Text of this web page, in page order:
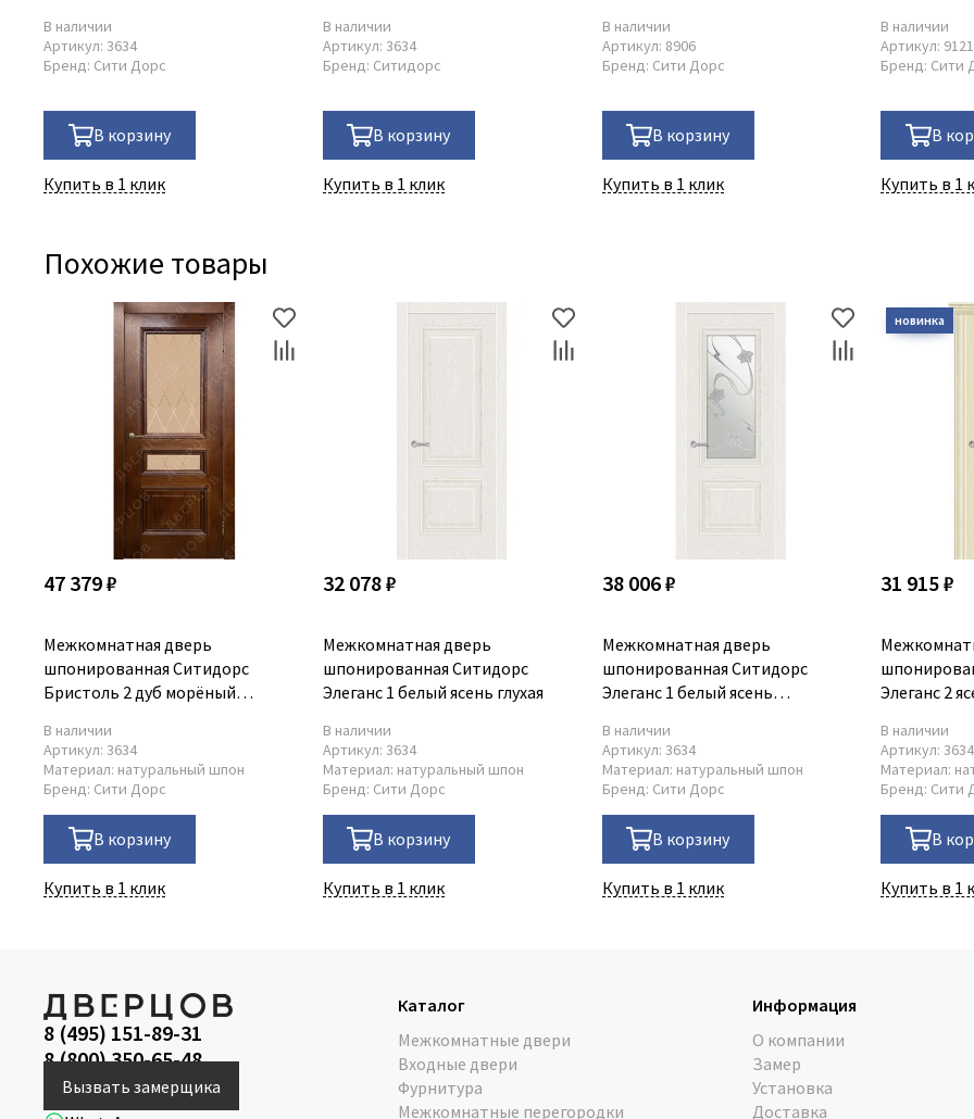
В наличии
Артикул: 3634
Бренд: Сити Дорс
В корзину
Купить в 1 клик
В наличии
Артикул: 3634
Бренд: Ситидорс
В корзину
Купить в 1 клик
В наличии
Артикул: 8906
Бренд: Сити Дорс
В корзину
Купить в 1 клик
В наличии
Артикул: 9121
Бренд: Сити
В
Купить в 1
Похожие товары
47 379 ₽
Межкомнатная дверь
шпонированная Ситидорс
Бристоль 2 дуб морёный
В наличии
Артикул: 3634
Материал: натуральный шпон
Бренд: Сити Дорс
В корзину
Купить в 1 клик
32 078 ₽
Межкомнатная дверь
шпонированная Ситидорс
Элеганс 1 белый ясень глухая
В наличии
Артикул: 3634
Материал: натуральный шпон
Бренд: Сити Дорс
В корзину
Купить в 1 клик
38 006 ₽
Межкомнатная дверь
шпонированная Ситидорс
Элеганс 1 белый ясень
В наличии
Артикул: 3634
Материал: натуральный шпон
Бренд: Сити Дорс
В корзину
Купить в 1 клик
31 915 ₽
Элеганс 2
В наличии
Артикул:3634
Материал:
Бренд: Сити
В
Купить в 1
8 (495) 151-89-31
8 (800) 350-65-48
Вызвать замерщика
Каталог
Межкомнатные двери
Входные двери
Фурнитура
Межкомнатные перегородки
Информация
О компании
Замер
Установка
Доставка